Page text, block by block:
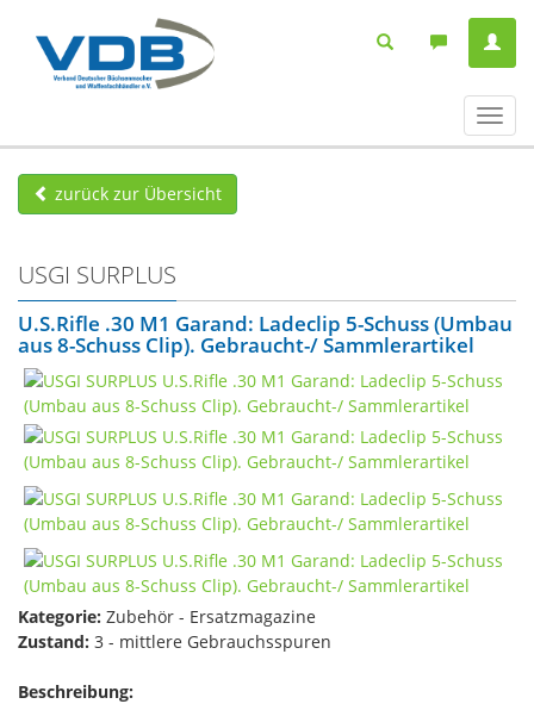
ein-/
zurück zur Übersicht
USGI SURPLUS
U.S.Rifle .30 M1 Garand: Ladeclip 5-Schuss (Umbau
aus 8-Schuss Clip). Gebraucht-/ Sammlerartikel
Kategorie: Zubehör - Ersatzmagazine
Zustand: 3 - mittlere Gebrauchsspuren
Beschreibung: